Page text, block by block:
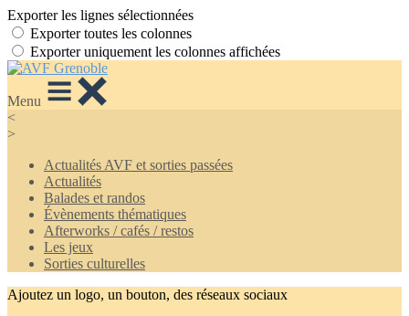
Exporter les lignes sélectionnées
Exporter toutes les colonnes
Exporter uniquement les colonnes affichées
Menu
<
>
Actualités AVF et sorties passées
Actualités
Balades et randos
Évènements thématiques
Afterworks / cafés / restos
Les jeux
Sorties culturelles
Ajoutez un logo, un bouton, des réseaux sociaux